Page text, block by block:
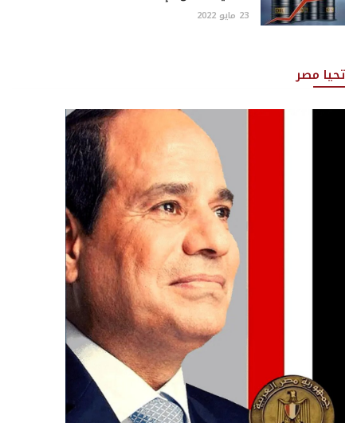
23 مايو 2022
تحيا مصر